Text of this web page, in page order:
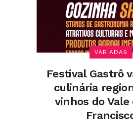
VARIADAS
Festival Gastrô
culinária
vinhos do Vale